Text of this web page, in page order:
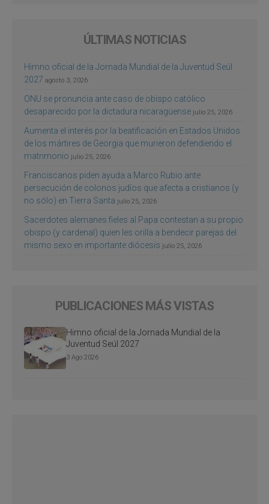
ÚLTIMAS NOTICIAS
Himno oficial de la Jornada Mundial de la Juventud Seúl
2027 agosto 3, 2026
ONU se pronuncia ante caso de obispo católico
desaparecido por la dictadura nicaragüense julio 25, 2026
Aumenta el interés por la beatificación en Estados Unidos
de los mártires de Georgia que murieron defendiendo el
matrimonio julio 25, 2026
Franciscanos piden ayuda a Marco Rubio ante
persecución de colonos judíos que afecta a cristianos (y
no sólo) en Tierra Santa julio 25, 2026
Sacerdotes alemanes fieles al Papa contestan a su propio
obispo (y cardenal) quien les orilla a bendecir parejas del
mismo sexo en importante diócesis julio 25, 2026
PUBLICACIONES MÁS VISTAS
Himno oficial de la Jornada Mundial de la
Juventud Seúl 2027
3 Ago 2026